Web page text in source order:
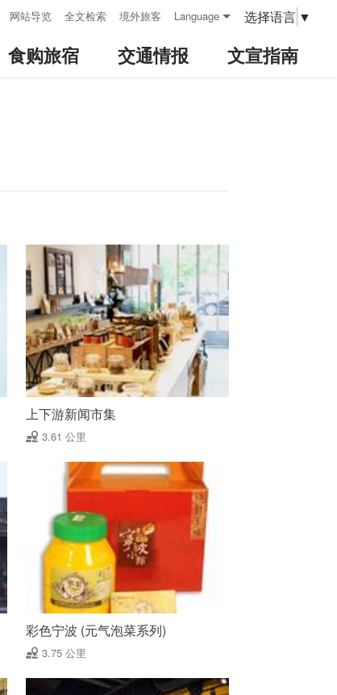
网站导览 全文检索 境外旅客 Language 选择语言 ▼
食购旅宿 交通情报 文宣指南
上下游新闻市集
3.61 公里
彩色宁波 (元气泡菜系列)
3.75 公里